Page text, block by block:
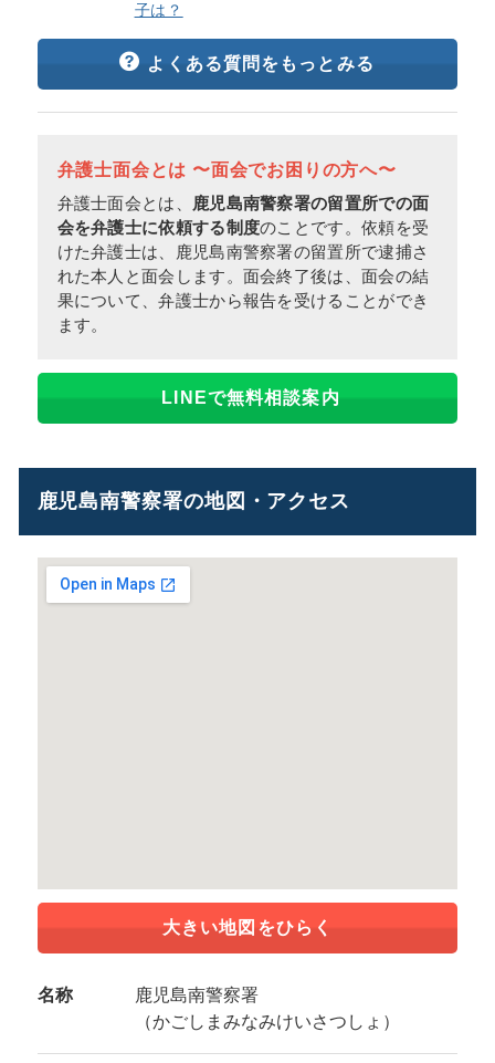
子は？
よくある質問をもっとみる
弁護士面会とは 〜面会でお困りの方へ〜
弁護士面会とは、
鹿児島南警察署の留置所での面
会を弁護士に依頼する制度のことです。依頼を受
けた弁護士は、鹿児島南警察署の留置所で逮捕さ
れた本人と面会します。面会終了後は、面会の結
果について、弁護士から報告を受けることができ
ます。
LINEで無料相談案内
鹿児島南警察署の地図・アクセス
大きい地図をひらく
名称
鹿児島南警察署
（かごしまみなみけいさつしょ）